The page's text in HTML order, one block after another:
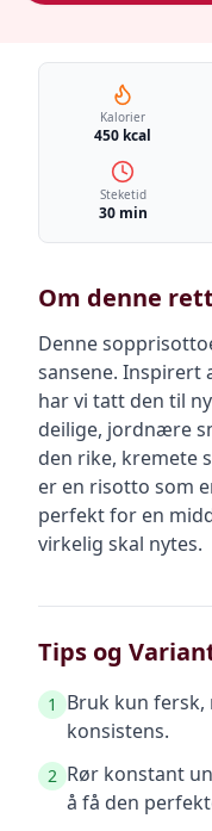
Kalorier
450 kcal
Steketid
30 min
Om denne
Denne
sansene. Inspirert
har vi tatt den til
deilige, jordnære
den rike, kremete
er en risotto som
perfekt for en
virkelig skal nytes.
Tips og
1
Bruk kun
konsistens.
2 Rør konstant
å få den